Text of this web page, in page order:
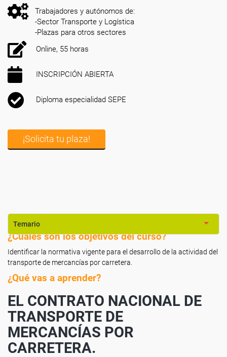
Trabajadores y autónomos de:
-Sector Transporte y Logística
-Plazas para otros sectores
Online, 55 horas
INSCRIPCIÓN ABIERTA
Diploma especialidad SEPE
¡Solicita tu plaza!
Temario
¿Cuáles son los objetivos del curso?
Identificar la normativa vigente para el desarrollo de la actividad del
transporte de mercancías por carretera.
¿Qué vas a aprender?
EL CONTRATO NACIONAL DE
TRANSPORTE DE
MERCANCÍAS POR
CARRETERA.